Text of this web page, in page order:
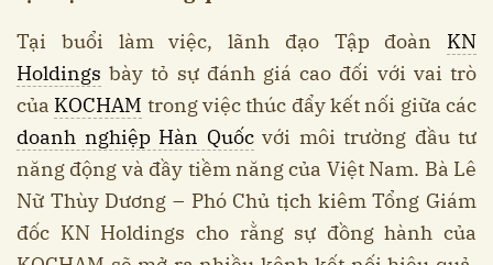
Tại buổi làm việc, lãnh đạo Tập đoàn KN
Holdings bày tỏ sự đánh giá cao đối với vai trò
của KOCHAM trong việc thúc đẩy kết nối giữa các
doanh nghiệp Hàn Quốcvới môi trường đầu tư
năng động và đầy tiềm năng của Việt Nam. Bà Lê
Nữ Thùy Dương – Phó Chủ tịch kiêm Tổng Giám
đốc KN Holdings cho rằng sự đồng hành của